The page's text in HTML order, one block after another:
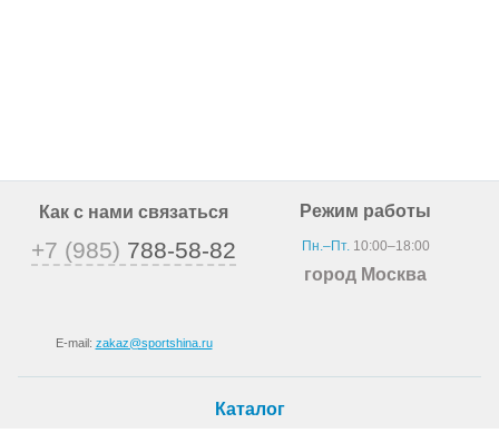
Как с нами связаться
+7 (985) 788-58-82
E-mail: zakaz@sportshina.ru
Режим работы
Пн.–Пт.10:00–18:00
город Москва
Каталог